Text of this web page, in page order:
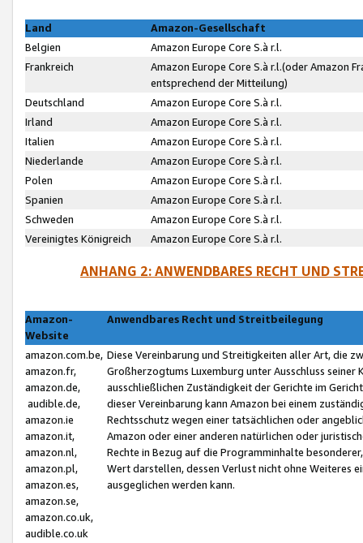
Land
Amazon-Gesellschaft
Belgien
Amazon Europe Core S.à r.l.
Frankreich
Amazon Europe Core S.à r.l.(oder Amazon
entsprechend der Mitteilung)
Deutschland
Amazon Europe Core S.à r.l.
Irland
Amazon Europe Core S.à r.l.
Italien
Amazon Europe Core S.à r.l.
Niederlande
Amazon Europe Core S.à r.l.
Polen
Amazon Europe Core S.à r.l.
Spanien
Amazon Europe Core S.à r.l.
Schweden
Amazon Europe Core S.à r.l.
Vereinigtes Königreich
Amazon Europe Core S.à r.l.
ANHANG 2: ANWENDBARES RECHT UND
Amazon-
Website
Anwendbares Recht und Streitbeilegung
amazon.com.be,
amazon.fr,
amazon.de,
audible.de,
amazon.ie
amazon.it,
amazon.nl,
amazon.pl,
amazon.es,
amazon.se,
amazon.co.uk,
audible.co.uk
Diese Vereinbarung und Streitigkeiten aller Art, die
Großherzogtums Luxemburg unter Ausschluss
ausschließlichen Zuständigkeit der Gerichte im
dieser Vereinbarung kann Amazon bei einem
Rechtsschutz wegen einer tatsächlichen oder
Amazon oder einer anderen natürlichen oder
Rechte in Bezug auf die Programminhalte
Wert darstellen, dessen Verlust nicht ohne Weiteres
ausgeglichen werden kann.